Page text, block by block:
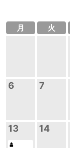
月 火
6 7
13 14